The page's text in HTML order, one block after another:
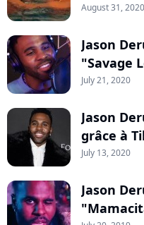
August 31, 2020
Jason
"Savage
July 21, 2020
Jason
grâce à
July 13, 2020
Jason